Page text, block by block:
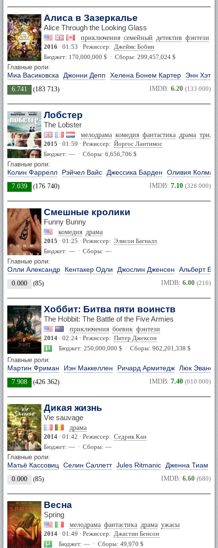
Алиса в Зазеркалье
Alice Through the Looking Glass
приключения семейный детектив фэнтези
2016 · 01:53 · Режиссер: Джеймс Бобин
Бюджет: 170,000,000 $ · Сборы: 299,457,024 $
Главные роли:
Миа Васиковска Джонни Депп Хелена Бонем Картер Энн
6.741 (183 713) IMDB: 6.20 (133 000)
Лобстер
The Lobster
мелодрама комедия фантастика драма
2015 · 01:59 · Режиссер: Йоргос Лантимос
Бюджет: — · Сборы: 6,656,706 $
Главные роли:
Колин Фаррелл Рэйчел Вайс Джессика Барден Оливия Колман
7.039 (176 740) IMDB: 7.10 (328 000)
Смешные кролики
Funny Bunny
комедия драма
2015 · 01:25 · Режиссер: Элисон Багналл
Бюджет: — · Сборы: —
Главные роли:
Олли Александр Кентакер Одли Джослин Дженсен Альберт
0.000 (85) IMDB: 6.00 (216)
Хоббит: Битва пяти воинств
The Hobbit: The Battle of the Five Armies
приключения боевик фэнтези
2014 · 02:24 · Режиссер: Питер Джексон
Бюджет: 250,000,000 $ · Сборы: 962,201,338 $
Главные роли:
Мартин Фриман Иэн Маккеллен Ричард Армитедж Люк Эванс
7.908 (426 362) IMDB: 7.40 (610 000)
Дикая жизнь
Vie sauvage
драма
2014 · 01:42 · Режиссер: Седрик Кан
Бюджет: — · Сборы: —
Главные роли:
Матьё Кассовиц Селин Саллетт Jules Ritmanic Дженна Тиам
0.000 (85) IMDB: 6.60 (680)
Весна
Spring
мелодрама фантастика драма ужасы
2014 · 01:49 · Режиссер: Джастин Бенсон
Бюджет: — · Сборы: 49,970 $